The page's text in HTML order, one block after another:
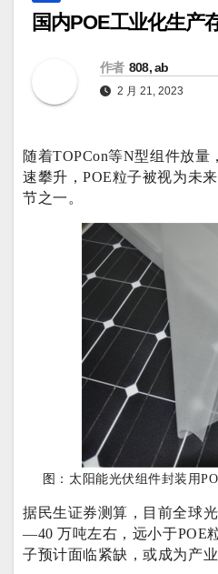
国内POE工业化生产
作者 808, ab
2 月 21, 2023
随着TOPCon等N型组件放量
速攀升，POE粒子被视为未
节之一。
图：太阳能光伏组件封装用
据民生证券测算，目前全球
—40 万吨左右，远小于POE
子预计面临紧缺，或成为产业